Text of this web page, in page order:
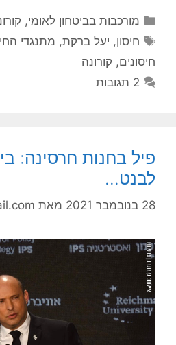
קטגוריות
מורכבות בביטחון לאומי,
תגיות
חיסון, יעל ברקת, מתנגדי
חיסונים, קורונה
2 תגובות
פיל בחנות חרסינה:
לבנט…
28 בנובמבר 2021 מאת